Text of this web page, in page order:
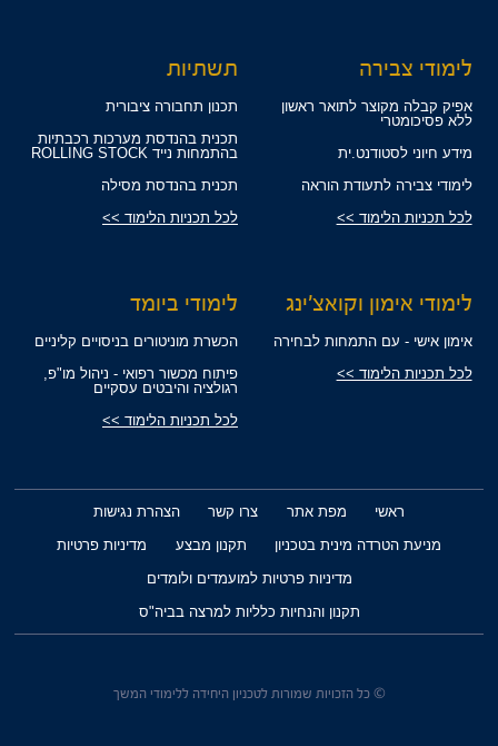
לימודי צבירה
אפיק קבלה מקוצר לתואר ראשון
ללא פסיכומטרי
מידע חיוני לסטודנט.ית
לימודי צבירה לתעודת הוראה
לכל תכניות הלימוד >>
תשתיות
תכנון תחבורה ציבורית
תכנית בהנדסת מערכות רכבתיות
בהתמחות נייד ROLLING STOCK
תכנית בהנדסת מסילה
לכל תכניות הלימוד >>
לימודי אימון וקואצ'ינג
אימון אישי - עם התמחות לבחירה
לכל תכניות הלימוד >>
לימודי ביומד
הכשרת מוניטורים בניסויים קליניים
פיתוח מכשור רפואי - ניהול מו"פ,
רגולציה והיבטים עסקיים
לכל תכניות הלימוד >>
ראשי מפת אתר צרו קשר
הצהרת נגישות
מניעת הטרדה מינית בטכניון
תקנון מבצע
מדיניות פרטיות
מדיניות פרטיות למועמדים ולומדים
תקנון והנחיות כלליות למרצה בביה"ס
© כל הזכויות שמורות לטכניון היחידה ללימודי המשך